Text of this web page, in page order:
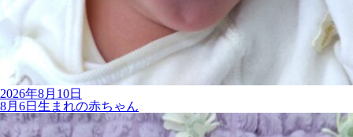
2026年8月10日
8月6日生まれの赤ちゃん